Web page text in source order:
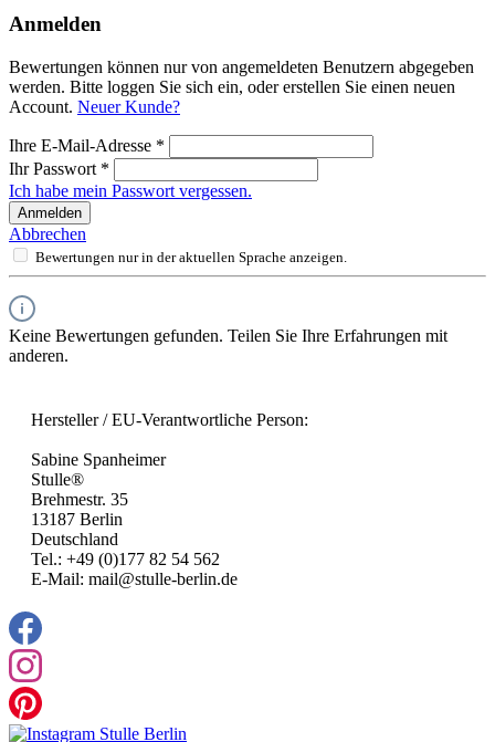
Anmelden
Bewertungen können nur von angemeldeten Benutzern abgegeben
werden. Bitte loggen Sie sich ein, oder erstellen Sie einen neuen
Account. Neuer Kunde?
Ihre E-Mail-Adresse *
Ihr Passwort *
Ich habe mein Passwort vergessen.
Anmelden
Abbrechen
Bewertungen nur in der aktuellen Sprache anzeigen.
Keine Bewertungen gefunden. Teilen Sie Ihre Erfahrungen mit
anderen.
Hersteller / EU-Verantwortliche Person:
Sabine Spanheimer
Stulle®
Brehmestr. 35
13187 Berlin
Deutschland
Tel.: +49 (0)177 82 54 562
E-Mail: mail@stulle-berlin.de